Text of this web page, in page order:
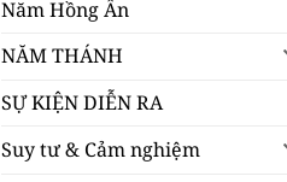
Năm Hồng Ân
NĂM THÁNH
SỰ KIỆN DIỄN RA
Suy tư & Cảm nghiệm